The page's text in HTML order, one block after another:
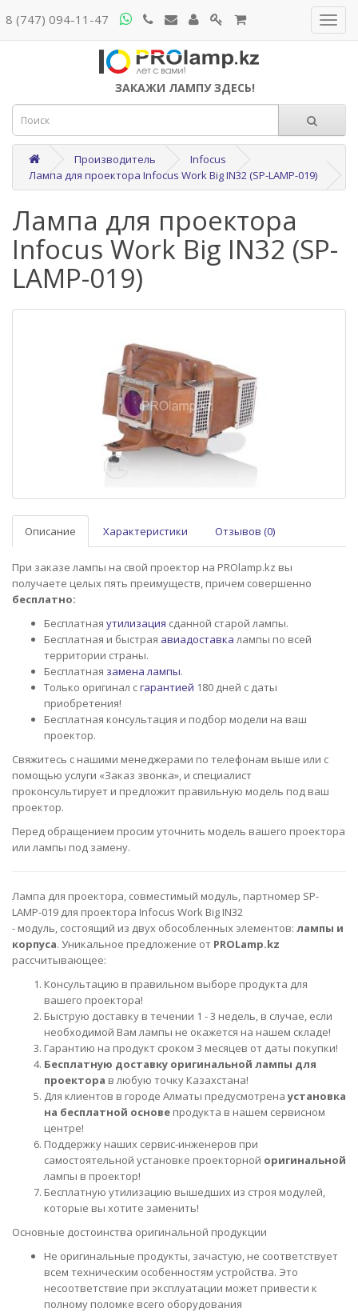
8 (747) 094-11-47
ЗАКАЖИ ЛАМПУ ЗДЕСЬ!
Производитель
Infocus
Лампа для проектора Infocus Work Big IN32 (SP-LAMP-019)
Лампа для проектора
Infocus Work Big IN32 (SP-
LAMP-019)
Описание Характеристики Отзывов (0)
При заказе лампы на свой проектор на PROlamp.kz вы
получаете целых пять преимуществ, причем совершенно
бесплатно:
Бесплатная утилизация сданной старой лампы.
Бесплатная и быстрая авиадоставкалампы по всей
территории страны.
Бесплатная замена лампы.
Только оригинал сгарантией 180 дней с даты
приобретения!
Бесплатная консультация и подбор модели на ваш
проектор.
Свяжитесь с нашими менеджерами по телефонам выше или с
помощью услуги «Заказ звонка», и специалист
проконсультирует и предложит правильную модель под ваш
проектор.
Перед обращением просим уточнить модель вашего проектора
или лампы под замену.
Лампа для проектора, совместимый модуль, партномер SP-
LAMP-019 для проектора Infocus Work Big IN32
- модуль, состоящий из двух обособленных элементов: лампы и
корпуса. Уникальное предложение от PROLamp.kz
рассчитывающее:
Консультацию в правильном выборе продукта для
вашего проектора!
Быструю доставку в течении 1 - 3 недель, в случае, если
необходимой Вам лампы не окажется на нашем складе!
Гарантию на продукт сроком 3 месяцев от даты покупки!
Бесплатную доставку оригинальной лампы для
проектора в любую точку Казахстана!
Для клиентов в городе Алматы предусмотренаустановка
на бесплатной основе продукта в нашем сервисном
центре!
Поддержку наших сервис-инженеров при
самостоятельной установке проекторной оригинальной
лампы в проектор!
Бесплатную утилизацию вышедших из строя модулей,
которые вы хотите заменить!
Основные достоинства оригинальной продукции
Не оригинальные продукты, зачастую, не соответствует
всем техническим особенностям устройства. Это
несоответствие при эксплуатации может привести к
полному поломке всего оборудования